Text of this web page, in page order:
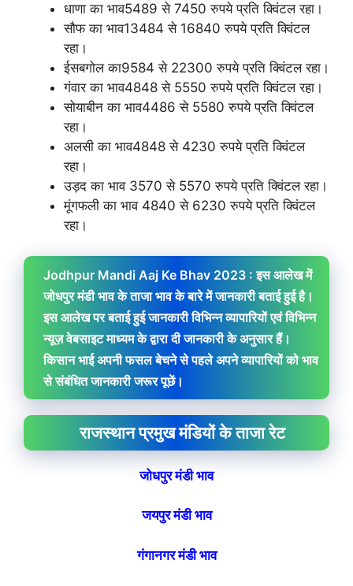
धाणा का भाव5489 से 7450 रुपये प्रति क्विंटल रहा।
सौफ का भाव13484 से 16840 रुपये प्रति क्विंटल
रहा।
ईसबगोल का9584 से 22300 रुपये प्रति क्विंटल रहा।
गंवार का भाव4848 से 5550 रुपये प्रति क्विंटल रहा।
सोयाबीन का भाव4486 से 5580 रुपये प्रति क्विंटल
रहा।
अलसी का भाव4848 से 4230 रुपये प्रति क्विंटल
रहा।
उड़द का भाव 3570 से 5570 रुपये प्रति क्विंटल रहा।
मूंगफली का भाव 4840 से 6230 रुपये प्रति क्विंटल
रहा।
Jodhpur Mandi Aaj Ke Bhav 2023 : इस आलेख में
जोधपुर मंडी भाव के ताजा भाव के बारे में जानकारी बताई हुई है।
इस आलेख पर बताई हुई जानकारी विभिन्न व्यापारियों एवं विभिन्न
न्यूज़ वेबसाइट माध्यम के द्वारा दी जानकारी के अनुसार हैं।
किसान भाई अपनी फसल बेचने से पहले अपने व्यापारियों को भाव
से संबंधित जानकारी जरूर पूछें।
राजस्थान प्रमुख मंडियों के ताजा रेट
जोधपुर मंडी भाव
जयपुर मंडी भाव
गंगानगर मंडी भाव